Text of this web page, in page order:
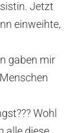
Jetzt
einweihte,
gaben mir
Wohl